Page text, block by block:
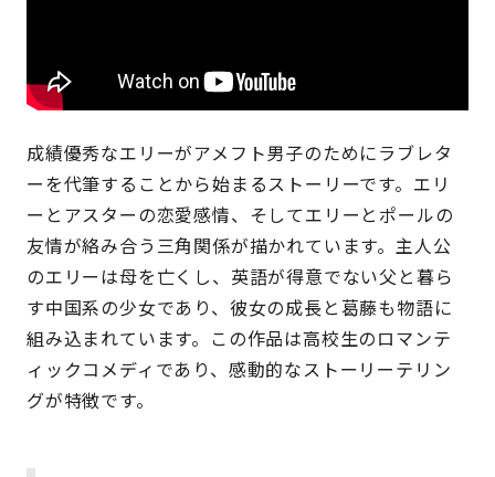
成績優秀なエリーがアメフト男子のためにラブレタ
ーを代筆することから始まるストーリーです。エリ
ーとアスターの恋愛感情、そしてエリーとポールの
友情が絡み合う三角関係が描かれています。主人公
のエリーは母を亡くし、英語が得意でない父と暮ら
す中国系の少女であり、彼女の成長と葛藤も物語に
組み込まれています。この作品は高校生のロマンテ
ィックコメディであり、感動的なストーリーテリン
グが特徴です。